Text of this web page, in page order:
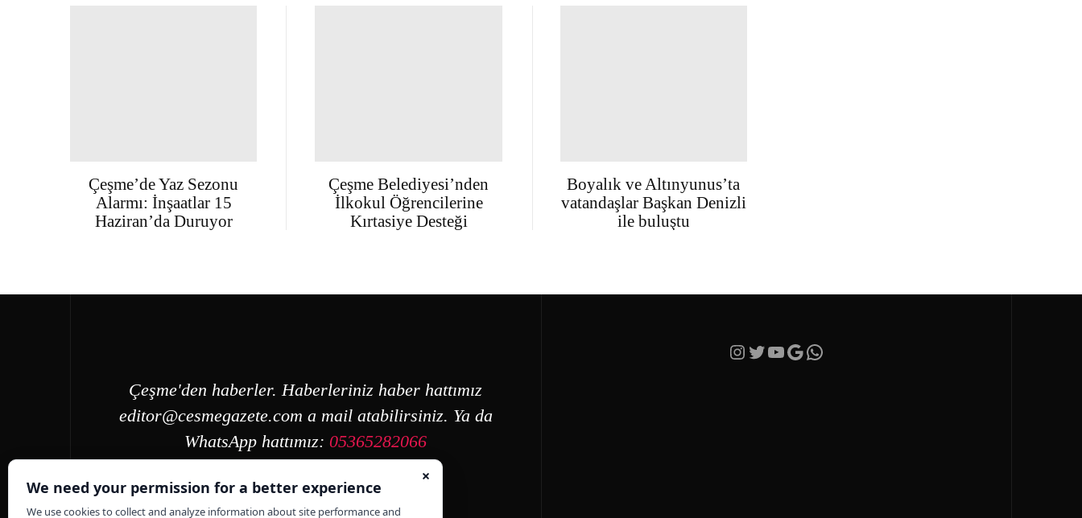
Çeşme’de Yaz Sezonu
Alarmı: İnşaatlar 15
Haziran’da Duruyor
Çeşme Belediyesi’nden
İlkokul Öğrencilerine
Kırtasiye Desteği
Boyalık ve Altınyunus’ta
vatandaşlar Başkan Denizli
ile buluştu
Çeşme'den haberler. Haberleriniz haber hattımız
editor@cesmegazete.com a mail atabilirsiniz. Ya da
WhatsApp hattımız:05365282066
Instagram
Twitter
YouTube
Google
https://wa.me/905365282066